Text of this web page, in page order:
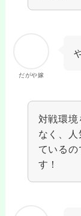
だがや嫁
対戦環
なく、
ている
す！